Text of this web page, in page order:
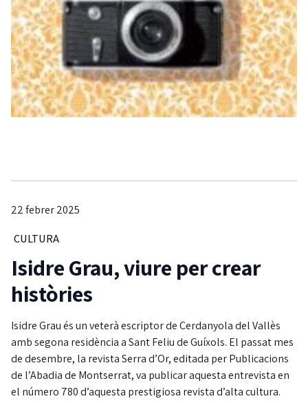
22 febrer 2025
CULTURA
Isidre Grau, viure per crear
històries
Isidre Grau és un veterà escriptor de Cerdanyola del Vallès
amb segona residència a Sant Feliu de Guíxols. El passat mes
de desembre, la revista Serra d’Or, editada per Publicacions
de l’Abadia de Montserrat, va publicar aquesta entrevista en
el número 780 d’aquesta prestigiosa revista d’alta cultura.